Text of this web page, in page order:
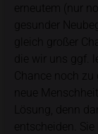
erneutem (nur
gesunder
gleich großer
die wir uns ggf.
Chance noch zu
neue
Lösung, denn
entscheiden.